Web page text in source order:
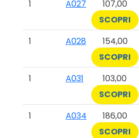
1
A027 107,00
SCOPRI
1
A028 154,00
SCOPRI
1
A031 103,00
SCOPRI
1
A034 186,00
SCOPRI